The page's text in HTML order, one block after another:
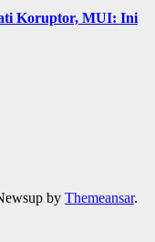
Koruptor, MUI: Ini
by Themeansar.